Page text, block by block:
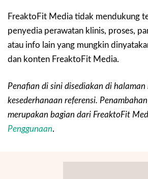
FreaktoFit Media tidak mendukung
penyedia perawatan klinis, proses,
atau info lain yang mungkin
dan konten FreaktoFit Media.
Penafian di sini disediakan di
kesederhanaan referensi.
merupakan bagian dari FreaktoFit
Penggunaan.